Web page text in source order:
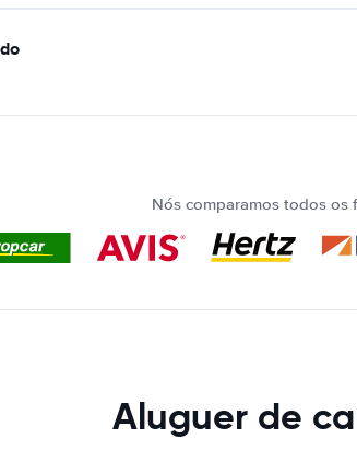
Nós comparamos todos os
Aluguer de